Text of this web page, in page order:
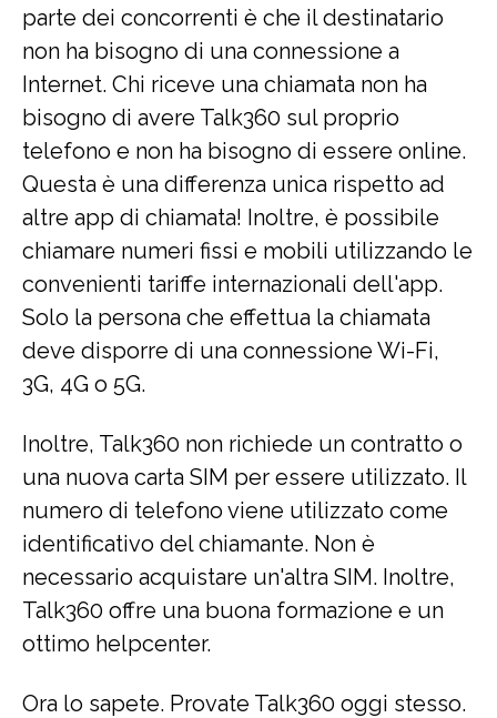
parte dei concorrenti è che il destinatario
non ha bisogno di una connessione a
Internet. Chi riceve una chiamata non ha
bisogno di avere Talk360 sul proprio
telefono e non ha bisogno di essere online.
Questa è una differenza unica rispetto ad
altre app di chiamata! Inoltre, è possibile
chiamare numeri fissi e mobili utilizzando le
convenienti tariffe internazionali dell'app.
Solo la persona che effettua la chiamata
deve disporre di una connessione Wi-Fi,
3G, 4G o 5G.
Inoltre, Talk360 non richiede un contratto o
una nuova carta SIM per essere utilizzato. Il
numero di telefono viene utilizzato come
identificativo del chiamante. Non è
necessario acquistare un'altra SIM. Inoltre,
Talk360 offre una buona formazione e un
ottimo helpcenter.
Ora lo sapete. Provate Talk360 oggi stesso.